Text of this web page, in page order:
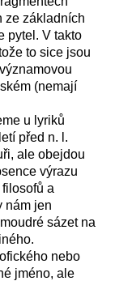
ze základních
pytel. V takto
to sice jsou
(nemají
u lyriků
před n. l.
ale obejdou
výrazu
a
nám jen
sázet na
nebo
jméno, ale